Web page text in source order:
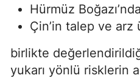
Hürmüz
Çin’in talep ve
birlikte
yukarı yönlü risklerin